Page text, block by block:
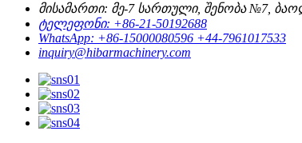
მისამართი: მე-7 სართული, შენობა №7,
ტელეფონი: +86-21-50192688
WhatsApp: +86-15000080596 +44-7961017533
inquiry@hibarmachinery.com